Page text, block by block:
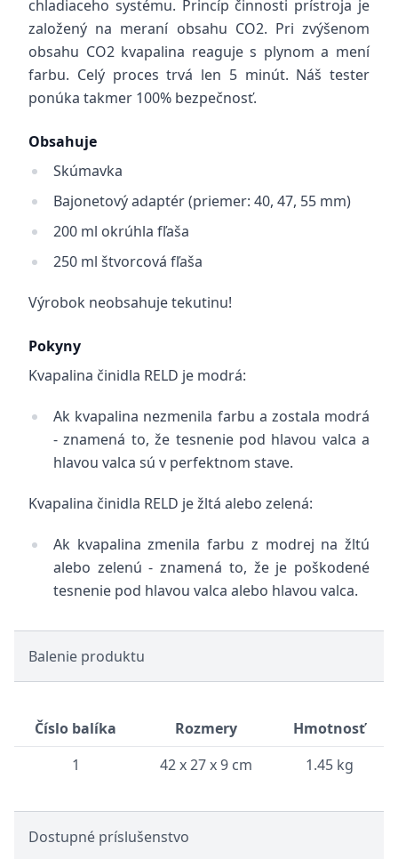
chladiaceho systému. Princíp činnosti prístroja je
založený na meraní obsahu CO2. Pri zvýšenom
obsahu CO2 kvapalina reaguje s plynom a mení
farbu. Celý proces trvá len 5 minút. Náš tester
ponúka takmer 100% bezpečnosť.
Obsahuje
Skúmavka
Bajonetový adaptér (priemer: 40, 47, 55 mm)
200 ml okrúhla fľaša
250 ml štvorcová fľaša
Výrobok neobsahuje tekutinu!
Pokyny
Kvapalina činidla RELD je modrá:
Ak kvapalina nezmenila farbu a zostala modrá
- znamená to, že tesnenie pod hlavou valca a
hlavou valca sú v perfektnom stave.
Kvapalina činidla RELD je žltá alebo zelená:
Ak kvapalina zmenila farbu z modrej na žltú
alebo zelenú - znamená to, že je poškodené
tesnenie pod hlavou valca alebo hlavou valca.
Balenie produktu
Číslo balíka Rozmery
Hmotnosť
1
42 x 27 x 9 cm 1.45 kg
Dostupné príslušenstvo